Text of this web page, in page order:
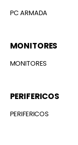
PC ARMADA
MONITORES
MONITORES
PERIFERICOS
PERIFERICOS